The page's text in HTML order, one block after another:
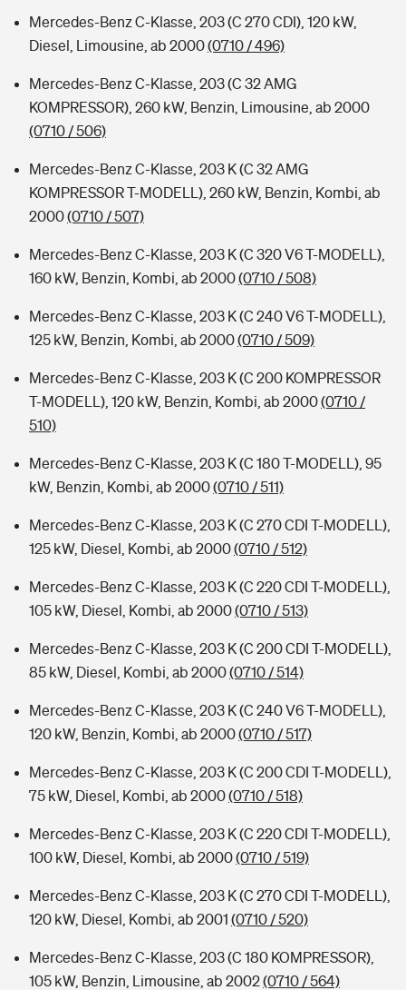
Mercedes-Benz C-Klasse, 203 (C 270 CDI), 120 kW,
Diesel, Limousine, ab 2000(0710 / 496)
Mercedes-Benz C-Klasse, 203 (C 32 AMG
KOMPRESSOR), 260 kW, Benzin, Limousine, ab 2000
(0710 / 506)
Mercedes-Benz C-Klasse, 203 K (C 32 AMG
KOMPRESSOR T-MODELL), 260 kW, Benzin, Kombi, ab
2000(0710 / 507)
Mercedes-Benz C-Klasse, 203 K (C 320 V6 T-MODELL),
160 kW, Benzin, Kombi, ab 2000(0710 / 508)
Mercedes-Benz C-Klasse, 203 K (C 240 V6 T-MODELL),
125 kW, Benzin, Kombi, ab 2000(0710 / 509)
Mercedes-Benz C-Klasse, 203 K (C 200 KOMPRESSOR
T-MODELL), 120 kW, Benzin, Kombi, ab 2000(0710 /
510)
Mercedes-Benz C-Klasse, 203 K (C 180 T-MODELL), 95
kW, Benzin, Kombi, ab 2000(0710 / 511)
Mercedes-Benz C-Klasse, 203 K (C 270 CDI T-MODELL),
125 kW, Diesel, Kombi, ab 2000(0710 / 512)
Mercedes-Benz C-Klasse, 203 K (C 220 CDI T-MODELL),
105 kW, Diesel, Kombi, ab 2000(0710 / 513)
Mercedes-Benz C-Klasse, 203 K (C 200 CDI T-MODELL),
85 kW, Diesel, Kombi, ab 2000(0710 / 514)
Mercedes-Benz C-Klasse, 203 K (C 240 V6 T-MODELL),
120 kW, Benzin, Kombi, ab 2000(0710 / 517)
Mercedes-Benz C-Klasse, 203 K (C 200 CDI T-MODELL),
75 kW, Diesel, Kombi, ab 2000(0710 / 518)
Mercedes-Benz C-Klasse, 203 K (C 220 CDI T-MODELL),
100 kW, Diesel, Kombi, ab 2000(0710 / 519)
Mercedes-Benz C-Klasse, 203 K (C 270 CDI T-MODELL),
120 kW, Diesel, Kombi, ab 2001 (0710 / 520)
Mercedes-Benz C-Klasse, 203 (C 180 KOMPRESSOR),
105 kW, Benzin, Limousine, ab 2002(0710 / 564)